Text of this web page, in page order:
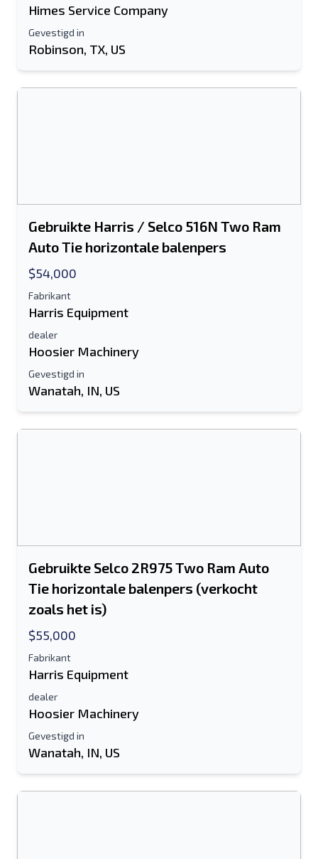
Himes Service Company
Gevestigd in
Robinson, TX, US
Gebruikte Harris / Selco 516N Two Ram
Auto Tie horizontale balenpers
$54,000
Fabrikant
Harris Equipment
dealer
Hoosier Machinery
Gevestigd in
Wanatah, IN, US
Gebruikte Selco 2R975 Two Ram Auto
Tie horizontale balenpers (verkocht
zoals het is)
$55,000
Fabrikant
Harris Equipment
dealer
Hoosier Machinery
Gevestigd in
Wanatah, IN, US